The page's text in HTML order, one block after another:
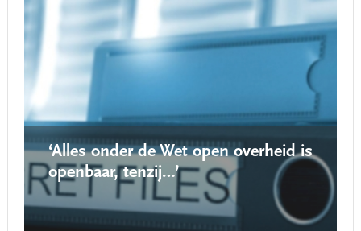
‘Alles onder de Wet open overheid is
openbaar, tenzij…’